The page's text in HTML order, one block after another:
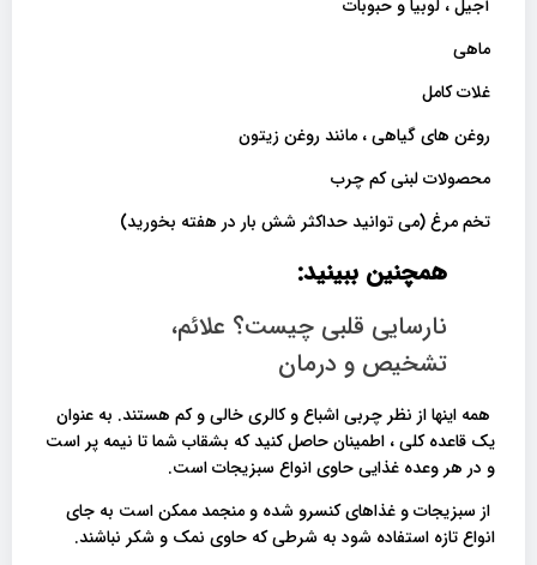
آجیل ، لوبیا و حبوبات
ماهی
غلات کامل
روغن های گیاهی ، مانند روغن زیتون
محصولات لبنی کم چرب
تخم مرغ (می توانید حداکثر شش بار در هفته بخورید)
همچنین ببینید:
نارسایی قلبی چیست؟ علائم،
تشخیص و درمان
همه اینها از نظر چربی اشباع و کالری خالی و کم هستند. به عنوان
یک قاعده کلی ، اطمینان حاصل کنید که بشقاب شما تا نیمه پر است
و در هر وعده غذایی حاوی انواع سبزیجات است.
از سبزیجات و غذاهای کنسرو شده و منجمد ممکن است به جای
انواع تازه استفاده شود به شرطی که حاوی نمک و شکر نباشند.